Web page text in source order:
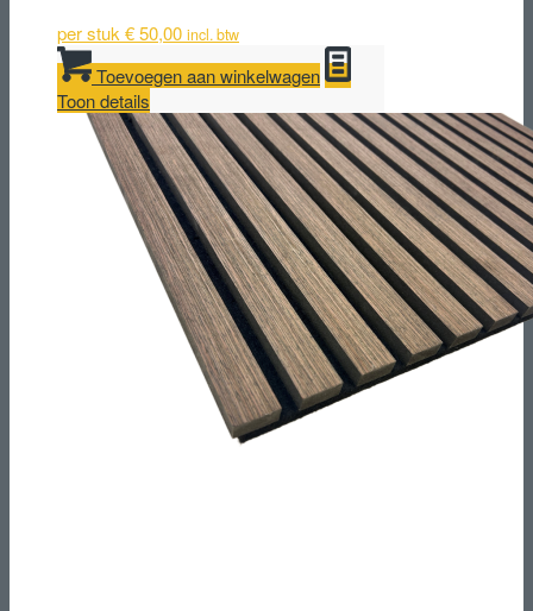
per stuk €50,00 incl. btw
Toevoegen aan winkelwagen
Toon details